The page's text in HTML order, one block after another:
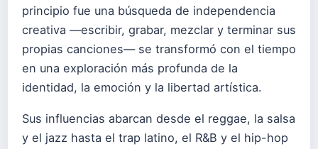
principio fue una búsqueda de independencia
creativa —escribir, grabar, mezclar y terminar sus
propias canciones— se transformó con el tiempo
en una exploración más profunda de la
identidad, la emoción y la libertad artística.
Sus influencias abarcan desde el reggae, la salsa
y el jazz hasta el trap latino, el R&B y el hip-hop